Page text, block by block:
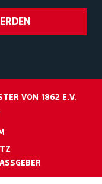
VON 1862 E.V.